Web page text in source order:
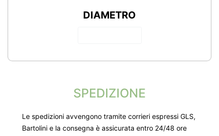
DIAMETRO
SPEDIZIONE
Le spedizioni avvengono tramite corrieri espressi GLS,
Bartolini e la consegna è assicurata entro 24/48 ore